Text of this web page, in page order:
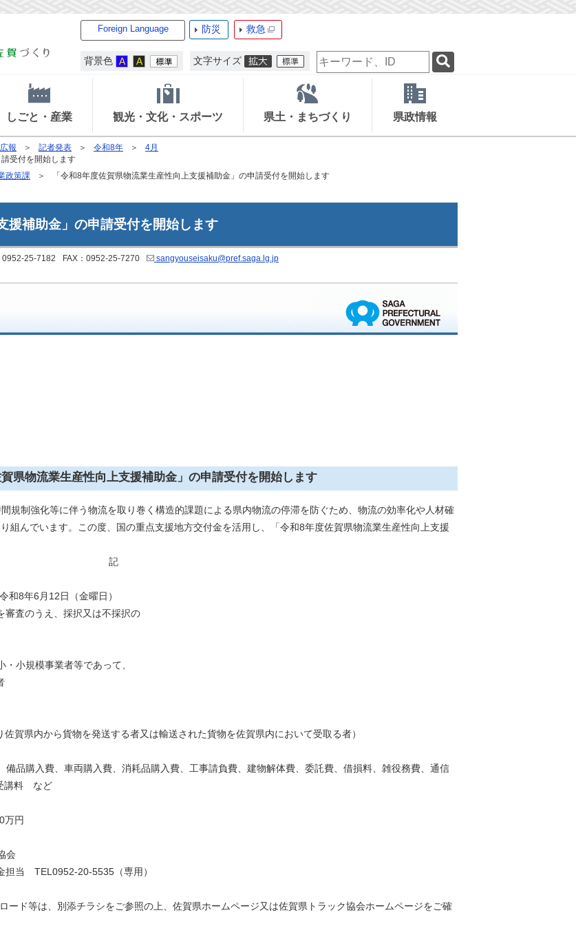
Foreign Language 防災 救急
背景色 文字サイズ
検
索
ー
ー
ド
しごと・産業 観光・文化・スポーツ 県土・まちづくり 県政情報
報 記者発表 令和8年
4月
受付を開始します
政策課 「令和8年度佐賀県物流業生産性向上支援補助金」の申請受付を開始します
援補助金」の申請受付を開始します
0952-25-7182 FAX：0952-25-7270 sangyouseisaku@pref.saga.lg.jp
賀県物流業生産性向上支援補助金」の申請受付を開始します
規制強化等に伴う物流を取り巻く構造的課題による県内物流の停滞を防ぐため、物流の効率化や人材確
組んでいます。この度、国の重点支援地方交付金を活用し、「令和8年度佐賀県物流業生産性向上支援
記
6月12日（金曜日）
査のうえ、採択又は不採択の
模事業者等であって、
賀県内から貨物を発送する者又は輸送された貨物を佐賀県内において受取る者）
入費、車両購入費、消耗品購入費、工事請負費、建物解体費、委託費、借損料、雑役務費、通信
講料 など
万円
会
担当 TEL0952-20-5535（専用）
、別添チラシをご参照の上、佐賀県ホームページ又は佐賀県トラック協会ホームページをご確